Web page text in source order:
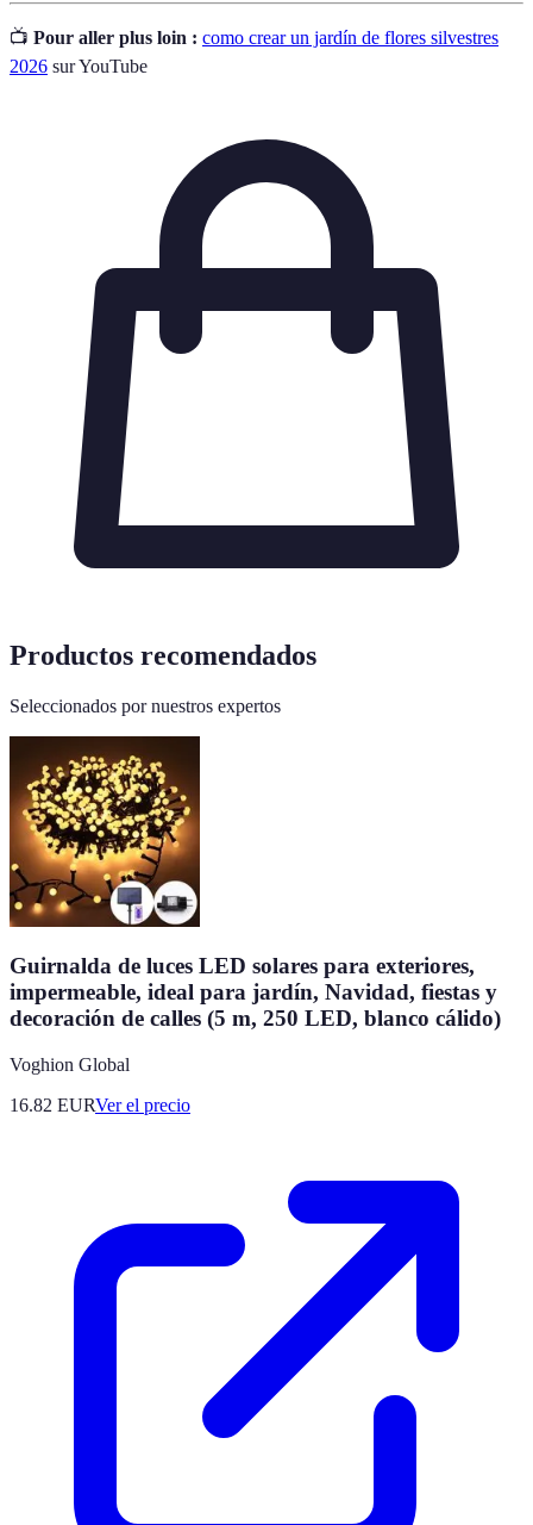
📺 Pour aller plus loin : como crear un jardín de flores silvestres
2026 sur YouTube
Productos recomendados
Seleccionados por nuestros expertos
Guirnalda de luces LED solares para exteriores,
impermeable, ideal para jardín, Navidad, fiestas y
decoración de calles (5 m, 250 LED, blanco cálido)
Voghion Global
16.82 EURVer el precio